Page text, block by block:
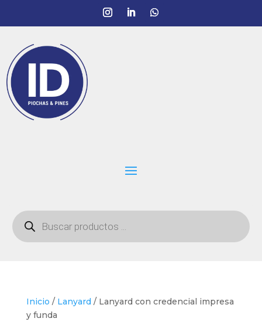
Búsqueda
de
productos
Inicio / Lanyard/ Lanyard con credencial impresa
y funda